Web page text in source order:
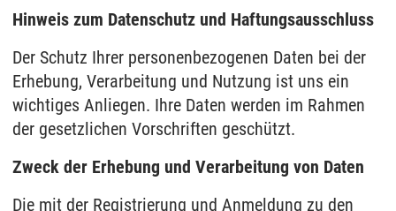
Hinweis zum Datenschutz und Haftungsausschluss
Der Schutz Ihrer personenbezogenen Daten bei der
Erhebung, Verarbeitung und Nutzung ist uns ein
wichtiges Anliegen. Ihre Daten werden im Rahmen
der gesetzlichen Vorschriften geschützt.
Zweck der Erhebung und Verarbeitung von Daten
Die mit der Registrierung und Anmeldung zu den